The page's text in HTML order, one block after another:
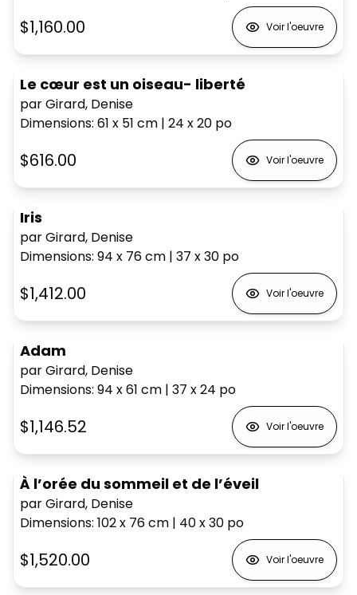
$1,160.00 Voir l'oeuvre
Le cœur est un oiseau- liberté
par Girard, Denise
Dimensions: 61 x 51 cm | 24 x 20 po
$616.00 Voir l'oeuvre
Iris
par Girard, Denise
Dimensions: 94 x 76cm | 37 x 30 po
$1,412.00 Voir l'oeuvre
Adam
par Girard, Denise
Dimensions: 94 x 61 cm | 37 x 24 po
$1,146.52 Voir l'oeuvre
À l’orée du sommeil et de l’éveil
par Girard, Denise
Dimensions: 102 x 76cm | 40 x 30 po
$1,520.00 Voir l'oeuvre